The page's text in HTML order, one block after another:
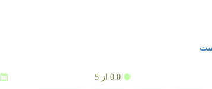
0.0از 5